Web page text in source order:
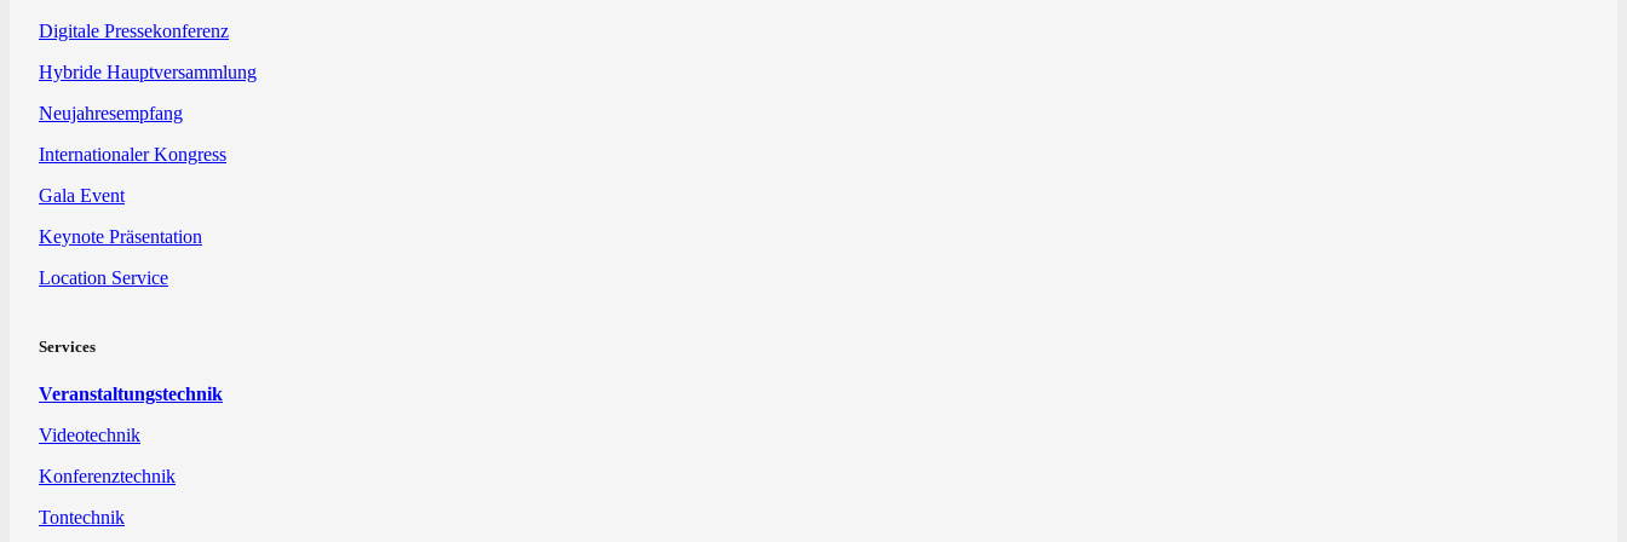
Digitale Pressekonferenz
Hybride Hauptversammlung
Neujahresempfang
Internationaler Kongress
Gala Event
Keynote Präsentation
Location Service
Services
Veranstaltungstechnik
Videotechnik
Konferenztechnik
Tontechnik